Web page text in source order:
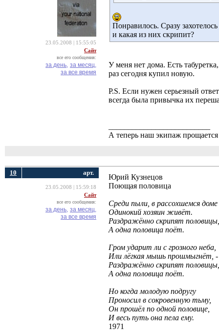
23.05.2008 | 15:55:05
Сайт
все его сообщения:
за день, за месяц,
за все время
Понравилось. Сразу
и какая из них скрипит?
У меня нет дома. Есть
раз сегодня купил новую.
P.S. Если нужен серьезный
всегда была привычка их
А теперь наш экипаж
10 арт.
23.05.2008 | 15:59:18
Сайт
все его сообщения:
за день, за месяц,
за все время
Юрий Кузнецов
Поющая половица
Среди пыли, в рассохшемся доме
Одинокий хозяин живёт.
Раздражённо скрипят половицы,
А одна половица поёт.
Гром ударит ли с грозного неба,
Или лёгкая мышь прошмыгнёт, -
Раздражённо скрипят половицы,
А одна половица поёт.
Но когда молодую подругу
Проносил в сокровенную тьму,
Он прошёл по одной половице,
И весь путь она пела ему.
1971